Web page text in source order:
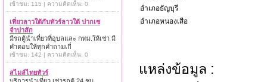
อำเภอธัญบุรี
อำเภอหนองเสือ
แหล่งข้อมูล :
เข้าชม: 115 | ความคิดเห็น: 0
เที่ยวลาวใต้กับทัวร์ลาวใต้ ปากเซ
จำปาสัก
มีรถตู้นำเที่ยวที่อุบลและ กทม.ให้เช่า มี
คำตอบให้ทุกคำถามเกี่
เข้าชม: 142 | ความคิดเห็น: 0
สไมล์ไทยทัวร์